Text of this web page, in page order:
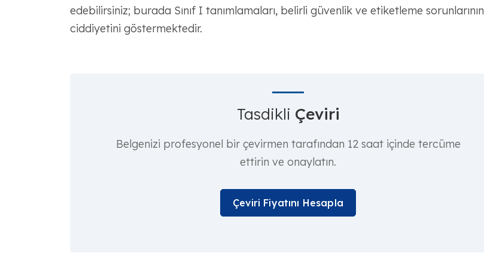
edebilirsiniz; burada Sınıf I tanımlamaları, belirli güvenlik ve etiketleme sorunlarının
ciddiyetini göstermektedir.
Tasdikli Çeviri
Belgenizi profesyonel bir çevirmen tarafından 12 saat içinde tercüme
ettirin ve onaylatın.
Çeviri Fiyatını Hesapla